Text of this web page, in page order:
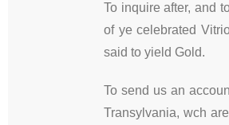
To inquire after, and
of ye celebrated
said to yield Gold.
To send us an
Transylvania, wch